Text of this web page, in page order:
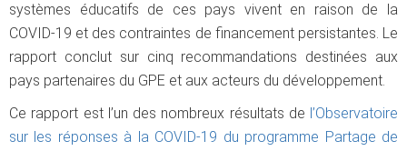
systèmes éducatifs de ces pays vivent en raison de la
COVID-19 et des contraintes de financement persistantes. Le
rapport conclut sur cinq recommandations destinées aux
pays partenaires du GPE et aux acteurs du développement.
Ce rapport est l’un des nombreux résultats de l’Observatoire
sur les réponses à la COVID-19 du programme Partage de